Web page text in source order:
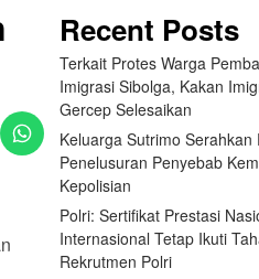
Recent Posts
Terkait Protes Warga
Imigrasi Sibolga, Kakan
Gercep Selesaikan
Keluarga Sutrimo Serahkan
Penelusuran Penyebab
Kepolisian
Polri: Sertifikat Prestasi
Internasional Tetap Ikuti
Rekrutmen Polri